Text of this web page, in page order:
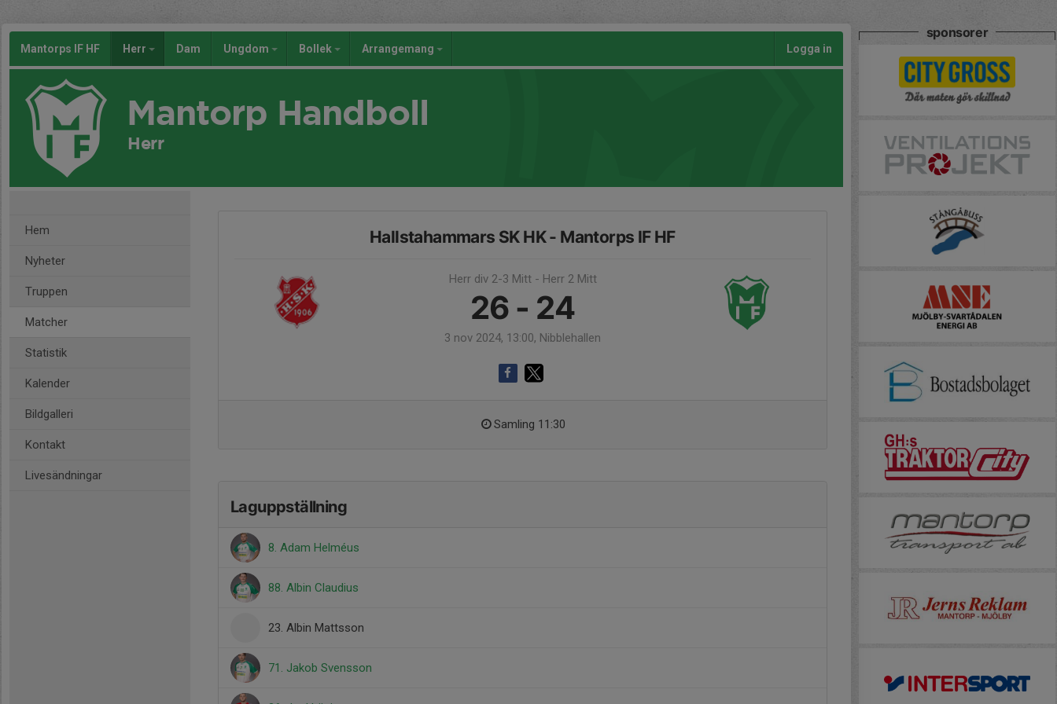
Mantorps IF HF Herr Dam Ungdom Bollek Arrangemang Logga in
Mantorp Handboll
Herr
Hem
Nyheter
Truppen
Matcher
Statistik
Kalender
Bildgalleri
Kontakt
Livesändningar
Hallstahammars SK HK - Mantorps IF HF
Herr div 2-3 Mitt - Herr 2 Mitt
26 - 24
3 nov 2024, 13:00, Nibblehallen
Samling 11:30
Laguppställning
8. Adam Helméus
88. Albin Claudius
23. Albin Mattsson
71. Jakob Svensson
sponsorer